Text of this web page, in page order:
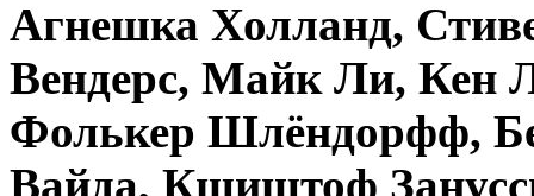
Агнешка Холланд,
Вендерс, Майк Ли, Кен
Фолькер Шлёндорфф,
Вайда, Кшиштоф